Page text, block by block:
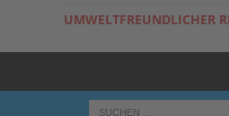
UMWELTFREUNDLICHER